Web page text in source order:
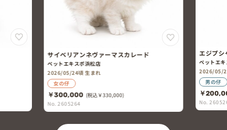
サイベリアンネヴァーマスカレード
ペットエキスポ浜松店
2026/05/24頃 生まれ
女の仔
￥300,000 (税込￥330,000)
No. 2605264
エジプシ
ペットエ
2026/05/
男の仔
￥
No.